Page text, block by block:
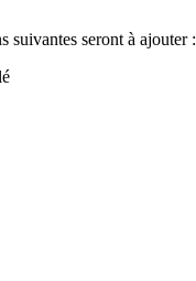
suivantes seront à ajouter :